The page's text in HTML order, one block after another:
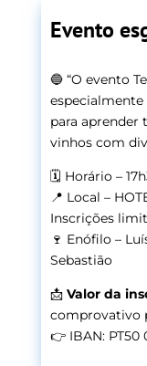
Evento
🔵“O evento
especialmente
para aprender
vinhos com
🗓️ Horário –
📍 Local –
Inscrições
🍷 Enófilo –
Sebastião
📩 Valor da
comprovativo
👉 IBAN: PT50